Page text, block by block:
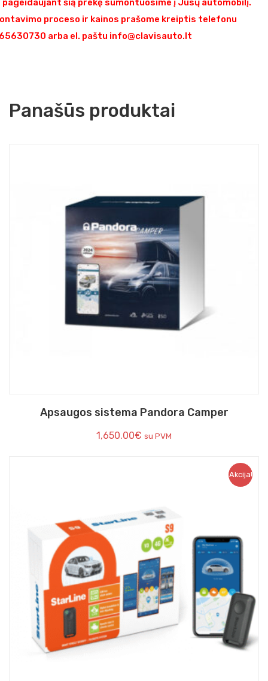
pageidaujant šią prekę sumontuosime į Jūsų automobilį.
proceso ir kainos prašome kreiptis telefonu
arba el. paštu info@clavisauto.lt
Panašūs produktai
Apsaugos sistema Pandora Camper
1,650.00€ su PVM
Akcija!